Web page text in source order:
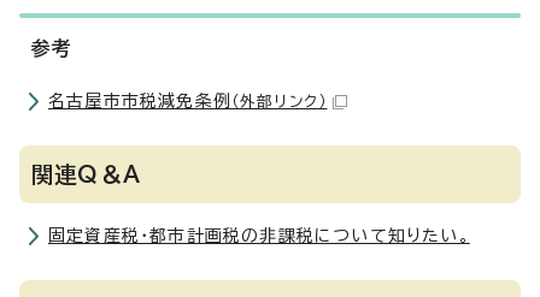
参考
名古屋市市税減免条例 （外部リンク）
関連Q＆A
固定資産税・都市計画税の非課税について知りたい。